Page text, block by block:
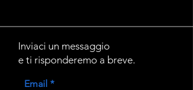
Inviaci un messaggio
e ti risponderemo a breve.
Email